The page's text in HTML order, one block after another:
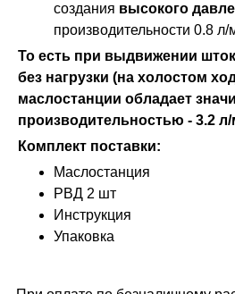
создания высокого
производительности 0.8 л/
То есть при выдвижении
без нагрузки (на холостом
маслостанции обладает
производительностью - 3.2
Комплект поставки:
Маслостанция
РВД 2 шт
Инструкция
Упаковка